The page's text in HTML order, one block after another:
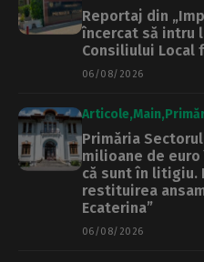
Reportaj din
încercat să intru
Consiliului Local
06/08/2026
Articole Main
Primăria
milioane de
că sunt în litigiu.
restituirea
Ecaterina”
06/08/2026